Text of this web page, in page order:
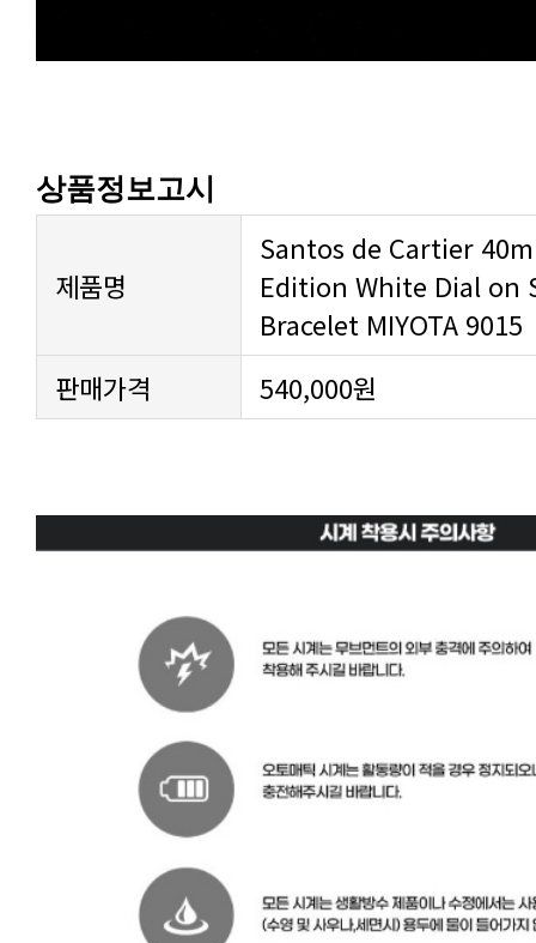
상품정보고시
제품명
Bracelet MIYOTA 9015
판매가격
540,000원